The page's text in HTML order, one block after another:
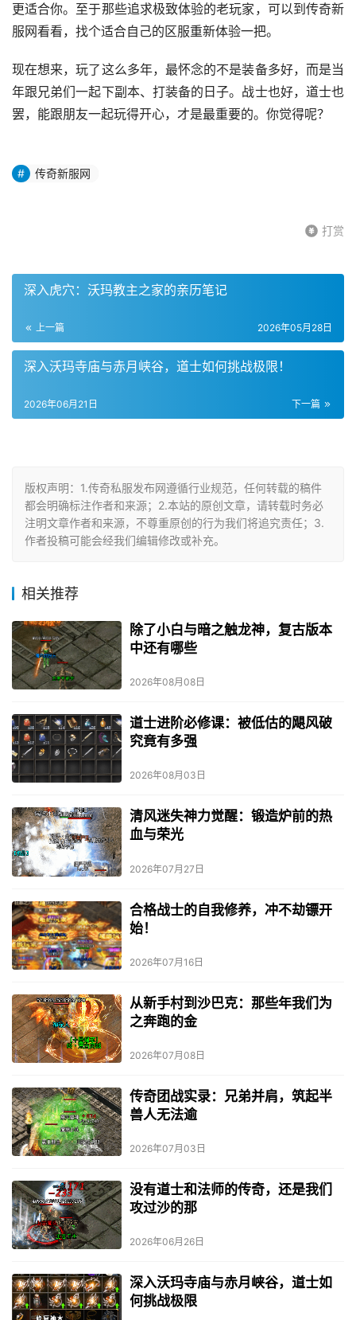
更适合你。至于那些追求极致体验的老玩家，可以到传奇新
服网看看，找个适合自己的区服重新体验一把。
现在想来，玩了这么多年，最怀念的不是装备多好，而是当
年跟兄弟们一起下副本、打装备的日子。战士也好，道士也
罢，能跟朋友一起玩得开心，才是最重要的。你觉得呢？
传奇新服网
打赏
深入虎穴：沃玛教主之家的亲历笔记
上一篇 2026年05月28日
深入沃玛寺庙与赤月峡谷，道士如何挑战极限！
下一篇
2026年06月21日
版权声明：1.传奇私服发布网遵循行业规范，任何转载的稿件
都会明确标注作者和来源；2.本站的原创文章，请转载时务必
注明文章作者和来源，不尊重原创的行为我们将追究责任；3.
作者投稿可能会经我们编辑修改或补充。
相关推荐
除了小白与暗之触龙神，复古版本
中还有哪些
2026年08月08日
道士进阶必修课：被低估的飓风破
究竟有多强
2026年08月03日
清风迷失神力觉醒：锻造炉前的热
血与荣光
2026年07月27日
合格战士的自我修养，冲不劫镖开
始！
2026年07月16日
从新手村到沙巴克：那些年我们为
之奔跑的金
2026年07月08日
传奇团战实录：兄弟并肩，筑起半
兽人无法逾
2026年07月03日
没有道士和法师的传奇，还是我们
攻过沙的那
2026年06月26日
深入沃玛寺庙与赤月峡谷，道士如
何挑战极限